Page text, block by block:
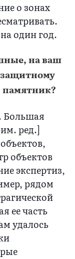
о зонах
один год.
на ваш
памятник?
Большая
ред.]
объектов
экспертиз,
рядом
ее часть
удалось